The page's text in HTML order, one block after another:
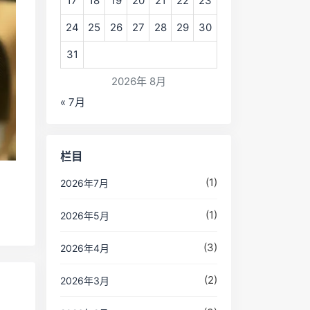
2026年 8月
24 25 26 27 28 29 30
31
« 7月
栏目
2026年7月 (1)
2026年5月 (1)
2026年4月 (3)
2026年3月 (2)